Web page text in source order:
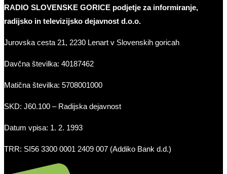
RADIO SLOVENSKE GORICE podjetje za informiranje,
radijsko in televizijsko dejavnost d.o.o.
Jurovska cesta 21, 2230 Lenart v Slovenskih goricah
Davčna številka: 40187462
Matična številka: 5708001000
SKD: J60.100 – Radijska dejavnost
Datum vpisa: 1. 2. 1993
TRR: SI56 3300 0001 2409 007 (Addiko Bank d.d.)